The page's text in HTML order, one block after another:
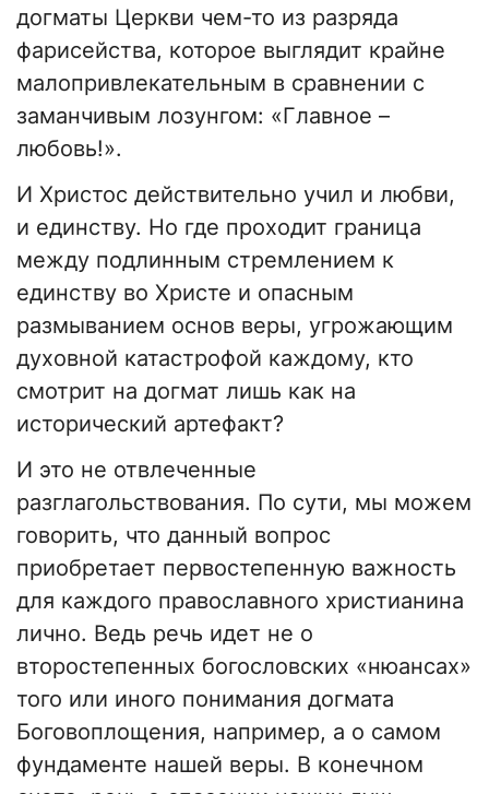
догматы Церкви чем-то из разряда
фарисейства, которое выглядит крайне
малопривлекательным в сравнении с
заманчивым лозунгом: «Главное –
любовь!».
И Христос действительно учил и любви,
и единству. Но где проходит граница
между подлинным стремлением к
единству во Христе и опасным
размыванием основ веры, угрожающим
духовной катастрофой каждому, кто
смотрит на догмат лишь как на
исторический артефакт?
И это не отвлеченные
разглагольствования. По сути, мы можем
говорить, что данный вопрос
приобретает первостепенную важность
для каждого православного христианина
лично. Ведь речь идет не о
второстепенных богословских «нюансах»
того или иного понимания догмата
Боговоплощения, например, а о самом
фундаменте нашей веры. В конечном